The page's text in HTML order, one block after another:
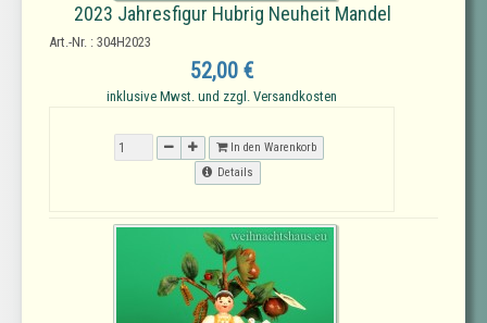
2023 Jahresfigur Hubrig Neuheit Mandel
Art.-Nr. : 304H2023
52,00 €
inklusive Mwst. und zzgl. Versandkosten
In den Warenkorb
Details